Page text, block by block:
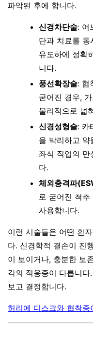
파악된 후에 합니다.
신경차단술: 어
단과 치료를
유도하에 정확
니다.
풍선확장술: 협
굳어진 경우,
물리적으로 넓
신경성형술: 카
을 박리하고 약
좌식 직업의 만
다.
체외충격파
로 굳어진 척추
사용합니다.
이런 시술들은 어떤 환
다. 신경학적 결손이 진
이 보이거나, 충분한 보
각의 적응증이 다릅니
보고 결정합니다.
허리에 디스크와 협착